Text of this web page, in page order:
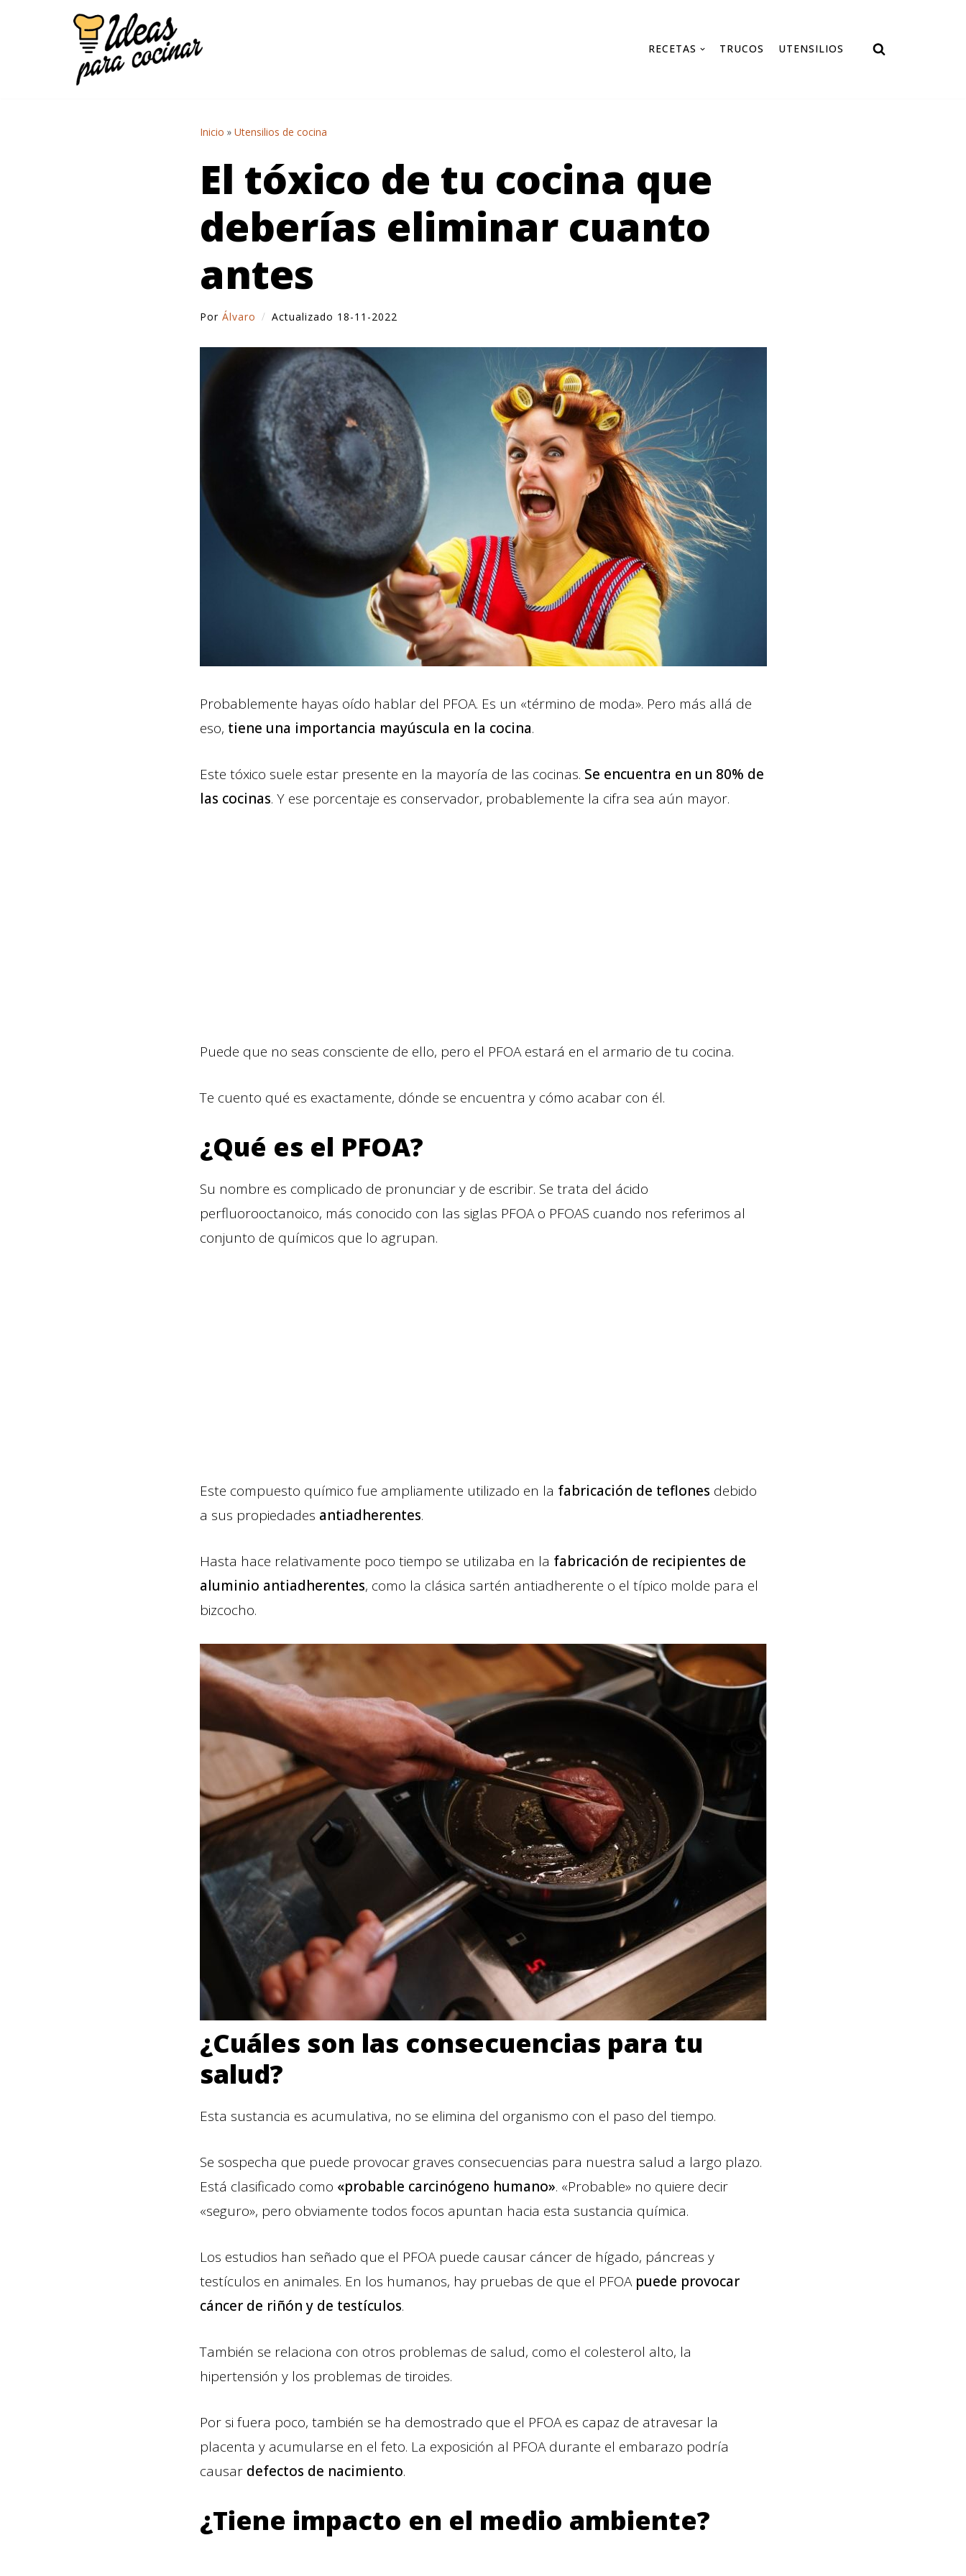
RECETAS TRUCOS UTENSILIOS
Inicio » Utensilios de cocina
El tóxico de tu cocina que
deberías eliminar cuanto
antes
Por Álvaro Actualizado 18-11-2022
Probablemente hayas oído hablar del PFOA. Es un «término de moda». Pero más allá de
eso, tiene una importancia mayúscula en la cocina.
Este tóxico suele estar presente en la mayoría de las cocinas. Se encuentra en un 80% de
las cocinas. Y ese porcentaje es conservador, probablemente la cifra sea aún mayor.
Puede que no seas consciente de ello, pero el PFOA estará en el armario de tu cocina.
Te cuento qué es exactamente, dónde se encuentra y cómo acabar con él.
¿Qué es el PFOA?
Su nombre es complicado de pronunciar y de escribir. Se trata del ácido
perfluorooctanoico, más conocido con las siglas PFOA o PFOAS cuando nos referimos al
conjunto de químicos que lo agrupan.
Este compuesto químico fue ampliamente utilizado en la fabricación de teflones debido
a sus propiedades antiadherentes.
Hasta hace relativamente poco tiempo se utilizaba en la fabricación de recipientes de
aluminio antiadherentes, como la clásica sartén antiadherente o el típico molde para el
bizcocho.
¿Cuáles son las consecuencias para tu
salud?
Esta sustancia es acumulativa, no se elimina del organismo con el paso del tiempo.
Se sospecha que puede provocar graves consecuencias para nuestra salud a largo plazo.
Está clasificado como «probable carcinógeno humano». «Probable» no quiere decir
«seguro», pero obviamente todos focos apuntan hacia esta sustancia química.
Los estudios han señado que el PFOA puede causar cáncer de hígado, páncreas y
testículos en animales. En los humanos, hay pruebas de que el PFOA puede provocar
cáncer de riñón y de testículos.
También se relaciona con otros problemas de salud, como el colesterol alto, la
hipertensión y los problemas de tiroides.
Por si fuera poco, también se ha demostrado que el PFOA es capaz de atravesar la
placenta y acumularse en el feto. La exposición al PFOA durante el embarazo podría
causar defectos de nacimiento.
¿Tiene impacto en el medio ambiente?